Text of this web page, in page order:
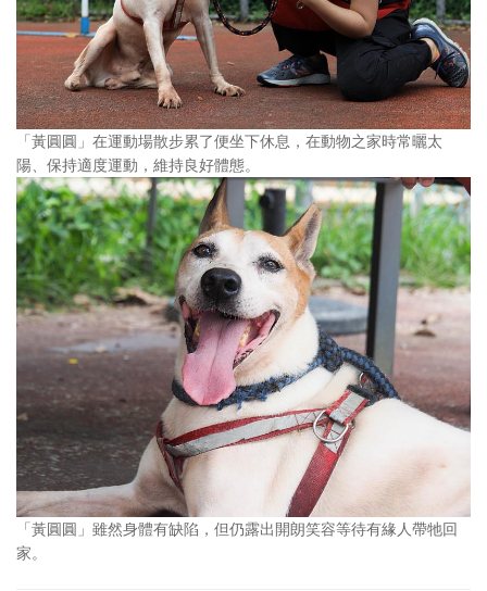
「黃圓圓」在運動場散步累了便坐下休息，在動物之家時常曬太
陽、保持適度運動，維持良好體態。
「黃圓圓」雖然身體有缺陷，但仍露出開朗笑容等待有緣人帶牠回
家。